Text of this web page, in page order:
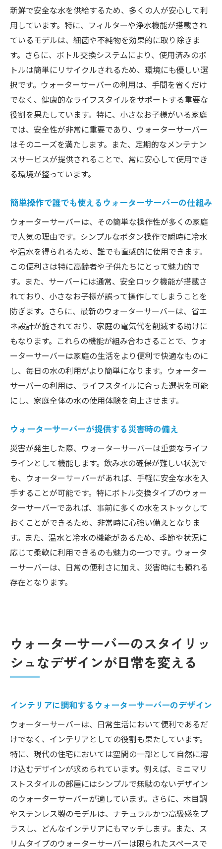
新鮮で安全な水を供給するため、多くの人が安心して利
用しています。特に、フィルターや浄水機能が搭載され
ているモデルは、細菌や不純物を効果的に取り除きま
す。さらに、ボトル交換システムにより、使用済みのボ
トルは簡単にリサイクルされるため、環境にも優しい選
択です。ウォーターサーバーの利用は、手間を省くだけ
でなく、健康的なライフスタイルをサポートする重要な
役割を果たしています。特に、小さなお子様がいる家庭
では、安全性が非常に重要であり、ウォーターサーバー
はそのニーズを満たします。また、定期的なメンテナン
スサービスが提供されることで、常に安心して使用でき
る環境が整っています。
簡単操作で誰でも使えるウォーターサーバーの仕組み
ウォーターサーバーは、その簡単な操作性が多くの家庭
で人気の理由です。シンプルなボタン操作で瞬時に冷水
や温水を得られるため、誰でも直感的に使用できます。
この便利さは特に高齢者や子供たちにとって魅力的で
す。また、サーバーには通常、安全ロック機能が搭載さ
れており、小さなお子様が誤って操作してしまうことを
防ぎます。さらに、最新のウォーターサーバーは、省エ
ネ設計が施されており、家庭の電気代を削減する助けに
もなります。これらの機能が組み合わさることで、ウォ
ーターサーバーは家庭の生活をより便利で快適なものに
し、毎日の水の利用がより簡単になります。ウォーター
サーバーの利用は、ライフスタイルに合った選択を可能
にし、家庭全体の水の使用体験を向上させます。
ウォーターサーバーが提供する災害時の備え
災害が発生した際、ウォーターサーバーは重要なライフ
ラインとして機能します。飲み水の確保が難しい状況で
も、ウォーターサーバーがあれば、手軽に安全な水を入
手することが可能です。特にボトル交換タイプのウォー
ターサーバーであれば、事前に多くの水をストックして
おくことができるため、非常時に心強い備えとなりま
す。また、温水と冷水の機能があるため、季節や状況に
応じて柔軟に利用できるのも魅力の一つです。ウォータ
ーサーバーは、日常の便利さに加え、災害時にも頼れる
存在となります。
ウォーターサーバーのスタイリッ
シュなデザインが日常を変える
インテリアに調和するウォーターサーバーのデザイン
ウォーターサーバーは、日常生活において便利であるだ
けでなく、インテリアとしての役割も果たしています。
特に、現代の住宅においては空間の一部として自然に溶
け込むデザインが求められています。例えば、ミニマリ
ストスタイルの部屋にはシンプルで無駄のないデザイン
のウォーターサーバーが適しています。さらに、木目調
やステンレス製のモデルは、ナチュラルかつ高級感をプ
ラスし、どんなインテリアにもマッチします。また、ス
リムタイプのウォーターサーバーは限られたスペースで